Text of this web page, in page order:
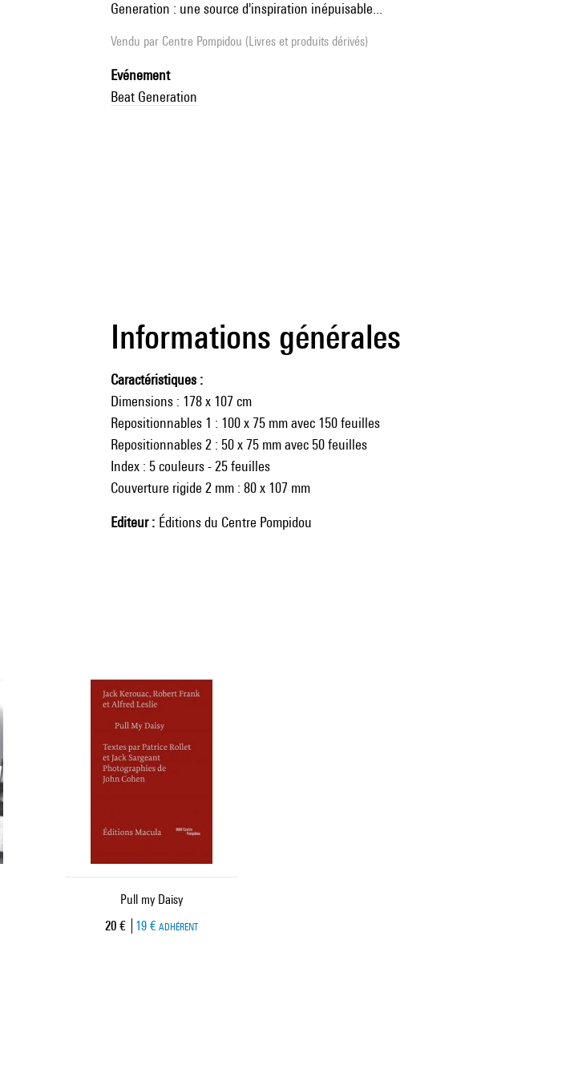
Generation : une source d'inspiration inépuisable...
Vendu par Centre Pompidou (Livres et produits dérivés)
Evénement
Beat Generation
Informations générales
Caractéristiques
Dimensions : 178 x 107 cm
Repositionnables 1 : 100 x 75 mm avec 150 feuilles
Repositionnables 2 : 50 x 75 mm avec 50 feuilles
Index : 5 couleurs - 25 feuilles
Couverture rigide 2 mm : 80 x 107 mm
Editeur Éditions du Centre Pompidou
Pull my Daisy
Prix ​​actuel
20 € 19 € ADHÉRENT